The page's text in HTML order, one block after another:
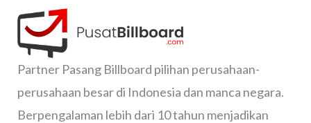
Partner Pasang Billboard pilihan perusahaan-
perusahaan besar di Indonesia dan manca negara.
Berpengalaman lebih dari 10 tahun menjadikan